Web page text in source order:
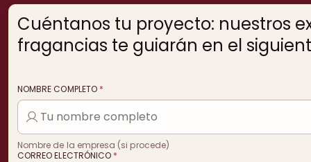
Cuéntanos tu proyecto: nuestros
fragancias te guiarán en el
NOMBRE COMPLETO *
Nombre de la empresa (si procede)
CORREO ELECTRÓNICO *